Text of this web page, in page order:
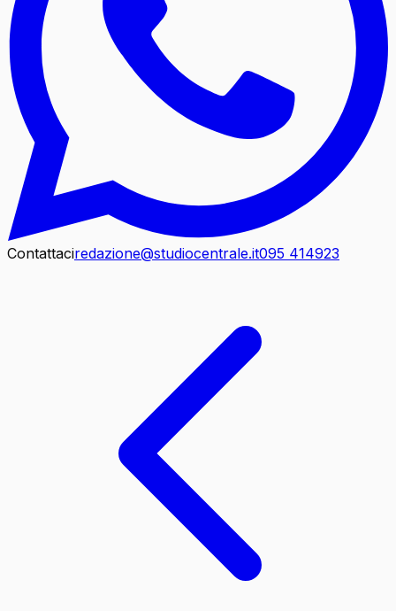
Contattaciredazione@studiocentrale.it095 414923